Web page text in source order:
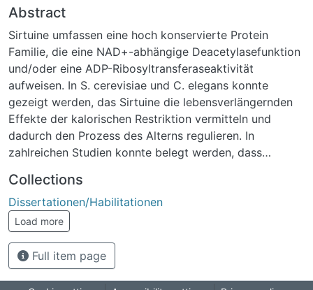
Abstract
Sirtuine umfassen eine hoch konservierte Protein
Familie, die eine NAD+-abhängige Deacetylasefunktion
und/oder eine ADP-Ribosyltransferaseaktivität
aufweisen. In S. cerevisiae und C. elegans konnte
gezeigt werden, das Sirtuine die lebensverlängernden
Effekte der kalorischen Restriktion vermitteln und
dadurch den Prozess des Alterns regulieren. In
zahlreichen Studien konnte belegt werden, dass
Prozesse involviert sind, die das Leben eines
Organismus steuern. Dazu gehören: die Entwicklung,
Differenzierung, Seneszenz, Proliferation, sowie die
metabolische Regulation. In der vorliegenden Arbeit
wurde eine in vitro und in vivo Charakterisierung von
Sirt6 durchgeführt, die neue Einblicke in die Funktion
von Sirt6 liefern sollte. Der homozygote konstitutive
Collections
Dissertationen/Habilitationen
Load more
Full item page